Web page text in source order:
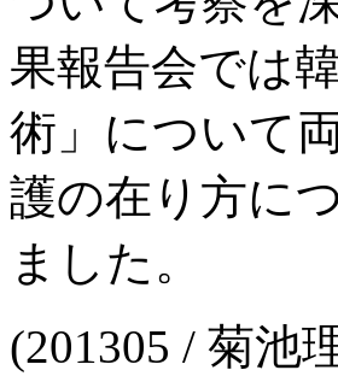
果報告会では
術」について
護の在り方に
ました。
(201305 / 菊池